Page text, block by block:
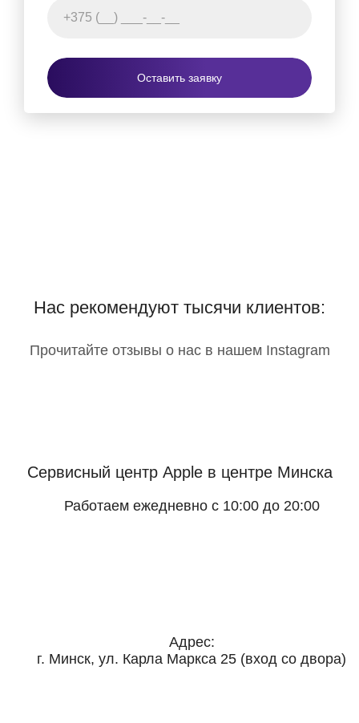
Оставить заявку
Нас рекомендуют тысячи клиентов:
Прочитайте отзывы о нас в нашем Instagram
Сервисный центр Appleв центре Минска
Работаем ежедневно с 10:00 до 20:00
Адрес:
г. Минск, ул. Карла Маркса 25 (вход со двора)